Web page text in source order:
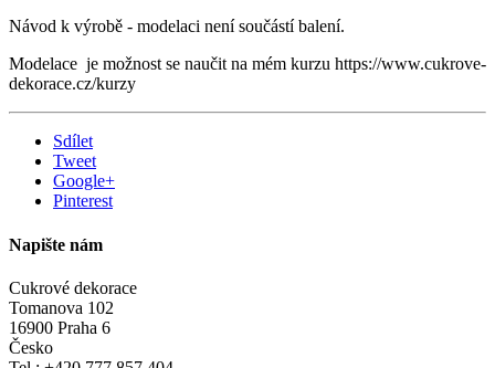
Návod k výrobě - modelaci není součástí balení.
Modelace je možnost se naučit na mém kurzu https://www.cukrove-
dekorace.cz/kurzy
Sdílet
Tweet
Google+
Pinterest
Napište nám
Cukrové dekorace
Tomanova 102
16900 Praha 6
Česko